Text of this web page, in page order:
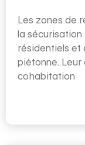
Les zones de
la
résidentiels et
piétonne.
cohabitation